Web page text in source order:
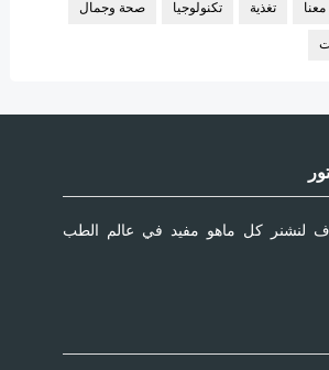
تغذية تكنولوجيا صحة وجمال
لنشنر كل ماهو مفيد في عالم الطب